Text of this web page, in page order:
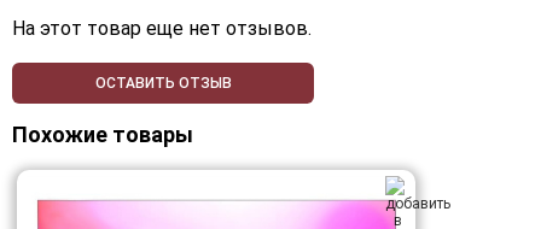
На этот товар еще нет отзывов.
ОСТАВИТЬ ОТЗЫВ
Похожие товары